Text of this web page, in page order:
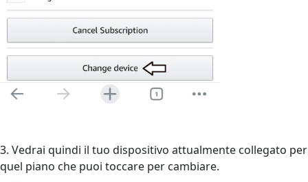
3. Vedrai quindi il tuo dispositivo attualmente collegato per
quel piano che puoi toccare per cambiare.